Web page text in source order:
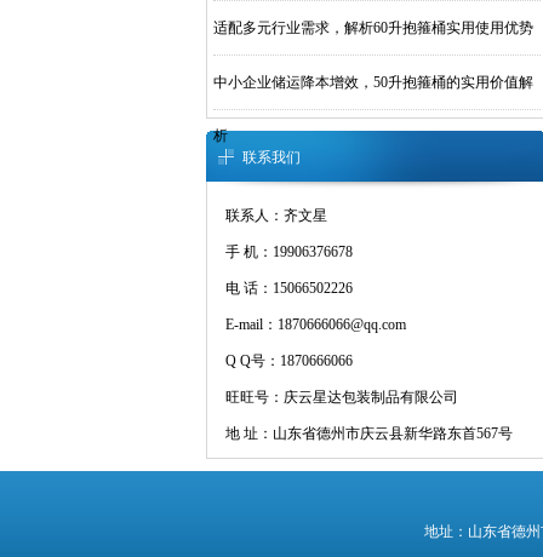
适配多元行业需求，解析60升抱箍桶实用使用优势
中小企业储运降本增效，50升抱箍桶的实用价值解
析
联系我们
联系人：齐文星
手 机：19906376678
电 话：15066502226
E-mail：1870666066@qq.com
Q Q号：1870666066
旺旺号：庆云星达包装制品有限公司
地 址：山东省德州市庆云县新华路东首567号
地址：山东省德州